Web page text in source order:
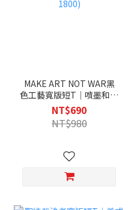
MAKE ART NOT WAR黑
色工藝寬版短T｜噴墨和平
標誌街頭塗鴉落肩五分袖-
黑(3件1800)
NT$690
NT$980